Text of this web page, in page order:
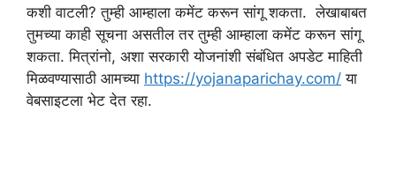
कशी वाटली? तुम्ही आम्हाला कमेंट करून सांगू शकता. लेखाबाबत
तुमच्या काही सूचना असतील तर तुम्ही आम्हाला कमेंट करून सांगू
शकता. मित्रांनो, अशा सरकारी योजनांशी संबंधित अपडेट माहिती
मिळवण्यासाठी आमच्या https://yojanaparichay.com/ या
वेबसाइटला भेट देत रहा.